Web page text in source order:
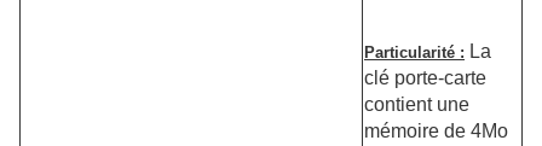
Particularité : La
clé porte-carte
contient une
mémoire de 4Mo